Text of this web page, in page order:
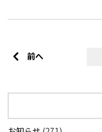
前へ